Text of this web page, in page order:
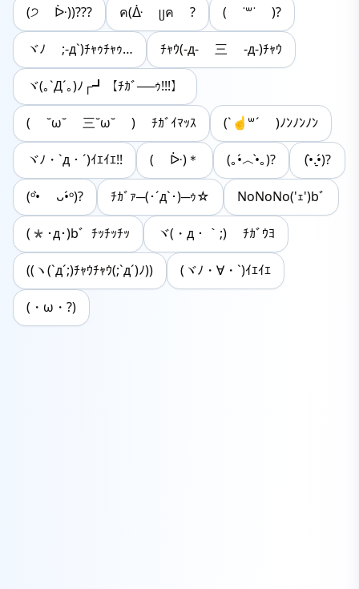
(੭ ᐕ))??? ค(ᐑ ᥩค ? ( ˙꒳˙ )?
ヾﾉ ;-д`)ﾁｬｩﾁｬｩ… ﾁｬｳ(-д- 三 -д-)ﾁｬｳ
ヾ(｡`Д´｡)ﾉ┌┛【ﾁｶﾞ──ｩ!!!】
( ˘ω˘ 三˘ω˘ ) ﾁｶﾞｲﾏｯｽ (`☝️꒳´ )ﾉﾝﾉﾝﾉﾝ
ヾﾉ・`д・´)ｲｴｲｴ!! ( ᐕ)＊ (｡•́︿•̀｡)? (•̀.̠•́)?
(ᵒ•̀ ᴗ•́ᵒ)? ﾁｶﾞｧ─(･´д`･)─ｩ☆ NoNoNo('ｪ')bﾞ
(*･д･)b゛ﾁｯﾁｯﾁｯ ヾ(・д・｀;) ﾁｶﾞｳﾖ
((ヽ(`д´;)ﾁｬｳﾁｬｳ(;`д´)ﾉ)) (ヾﾉ・∀・`)ｲｴｲｴ
(・ω・?)